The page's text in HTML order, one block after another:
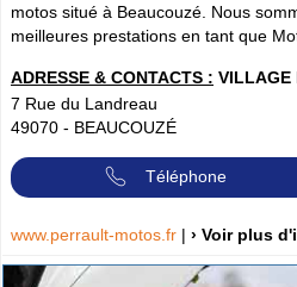
motos situé à Beaucouzé. Nous
meilleures prestations en tant que
ADRESSE & CONTACTS : VILLAGE
7 Rue du Landreau
49070 - BEAUCOUZÉ
Téléphone
www.perrault-motos.fr | › Voir plus